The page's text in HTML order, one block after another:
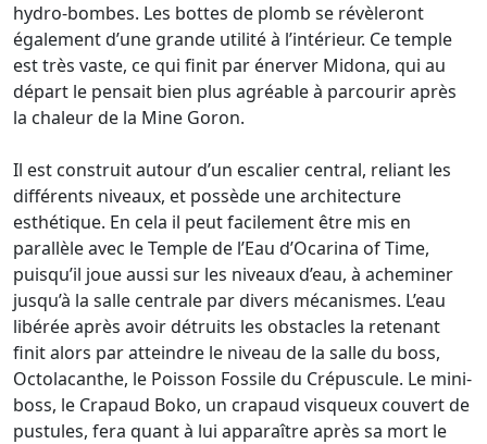
hydro-bombes. Les bottes de plomb se révèleront
également d’une grande utilité à l’intérieur. Ce temple
est très vaste, ce qui finit par énerver Midona, qui au
départ le pensait bien plus agréable à parcourir après
la chaleur de la Mine Goron.
Il est construit autour d’un escalier central, reliant les
différents niveaux, et possède une architecture
esthétique. En cela il peut facilement être mis en
parallèle avec le Temple de l’Eau d’Ocarina of Time,
puisqu’il joue aussi sur les niveaux d’eau, à acheminer
jusqu’à la salle centrale par divers mécanismes. L’eau
libérée après avoir détruits les obstacles la retenant
finit alors par atteindre le niveau de la salle du boss,
Octolacanthe, le Poisson Fossile du Crépuscule. Le mini-
boss, le Crapaud Boko, un crapaud visqueux couvert de
pustules, fera quant à lui apparaître après sa mort le